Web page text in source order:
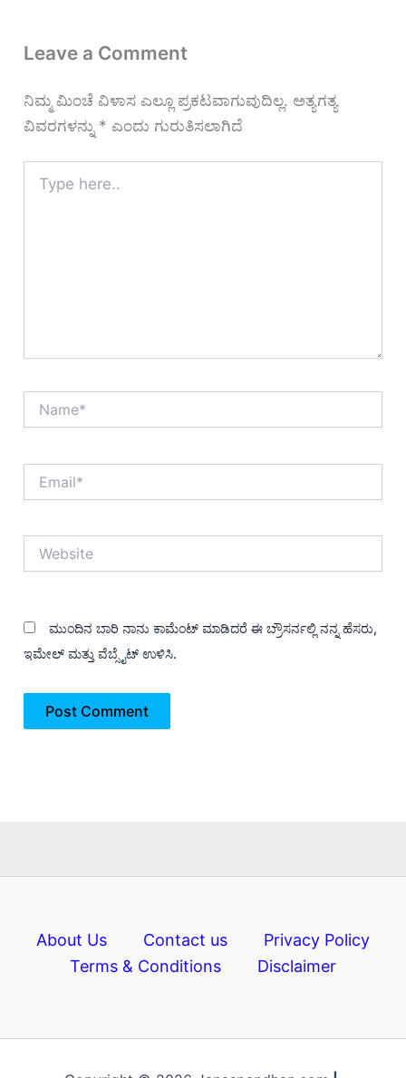
Leave a Comment
ನಿಮ್ಮ ಮಿಂಚೆ ವಿಳಾಸ ಎಲ್ಲೂ ಪ್ರಕಟವಾಗುವುದಿಲ್ಲ. ಅತ್ಯಗತ್ಯ
ವಿವರಗಳನ್ನು * ಎಂದು ಗುರುತಿಸಲಾಗಿದೆ
here..
ಮುಂದಿನ ಬಾರಿ ನಾನು ಕಾಮೆಂಟ್ ಮಾಡಿದರೆ ಈ ಬ್ರೌಸರ್ನಲ್ಲಿ ನನ್ನ ಹೆಸರು,
ಇಮೇಲ್ ಮತ್ತು ವೆಬ್ಸೈಟ್ ಉಳಿಸಿ.
About Us Contact us
Privacy Policy
Terms & Conditions
Disclaimer